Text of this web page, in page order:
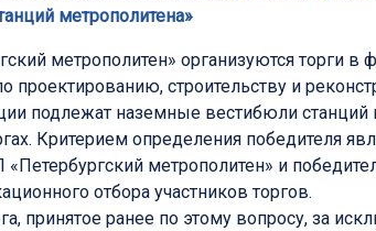
метрополитена»
метрополитен» организуются торги в
строительству и
подлежат наземные вестибюли
Критерием определения победителя
метрополитен» и
отбора участников торгов.
принятое ранее по этому вопросу, за